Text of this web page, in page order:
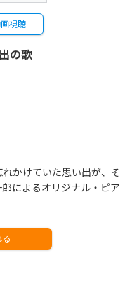
視聴
の歌
かけていた思い出が、そ
によるオリジナル・ピア